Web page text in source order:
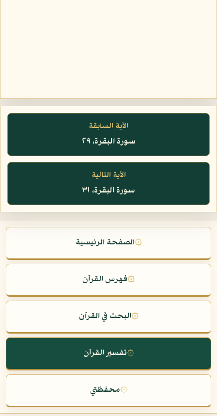
الآية السابقة
سورة البقرة، ٢٩
الآية التالية
سورة البقرة، ٣١
۞الصفحة الرئيسية
۞فهرس القرآن
۞البحث في القرآن
۞تفسير القرآن
۞محفظتي